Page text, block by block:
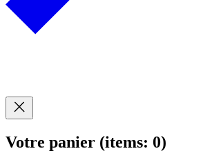
Votre panier (items: 0)